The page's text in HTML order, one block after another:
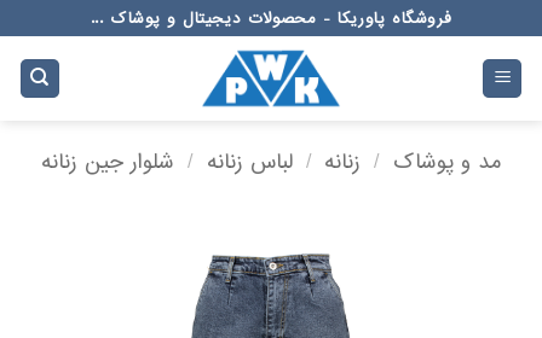
to
content
فروشگاه پاوریکا - محصولات دیجیتال و پوشاک ...
مد و پوشاک / زنانه / لباس زنانه / شلوار جین زنانه